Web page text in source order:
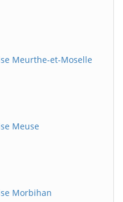
Meurthe-et-Moselle
Meuse
Morbihan